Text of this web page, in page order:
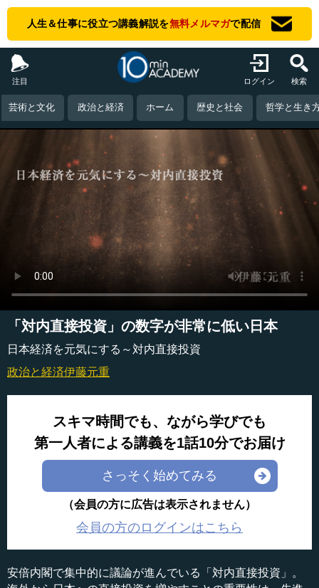
人生＆仕事に役立つ講義解説を無料メルマガで配信
注目 ログイン 検索
芸術と文化 政治と経済 ホーム 歴史と社会 哲学と生き
「対内直接投資」の数字が非常に低い日本
日本経済を元気にする～対内直接投資
政治と経済伊藤元重
スキマ時間でも、ながら学びでも
第一人者による講義を1話10分でお届け
さっそく始めてみる
（会員の方に広告は表示されません）
会員の方のログインはこちら
安倍内閣で集中的に議論が進んでいる「対内直接投資」。